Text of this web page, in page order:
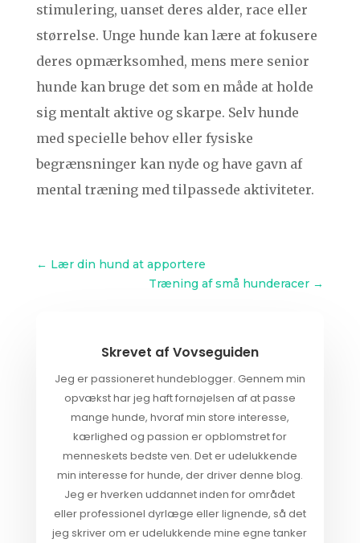
stimulering, uanset deres alder, race eller
størrelse. Unge hunde kan lære at fokusere
deres opmærksomhed, mens mere senior
hunde kan bruge det som en måde at holde
sig mentalt aktive og skarpe. Selv hunde
med specielle behov eller fysiske
begrænsninger kan nyde og have gavn af
mental træning med tilpassede aktiviteter.
← Lær din hund at apportere
Træning af små hunderacer →
Skrevet af Vovseguiden
Jeg er passioneret hundeblogger. Gennem min
opvækst har jeg haft fornøjelsen af at passe
mange hunde, hvoraf min store interesse,
kærlighed og passion er opblomstret for
menneskets bedste ven. Det er udelukkende
min interesse for hunde, der driver denne blog.
Jeg er hverken uddannet inden for området
eller professionel dyrlæge eller lignende, så det
jeg skriver om er udelukkende mine egne tanker